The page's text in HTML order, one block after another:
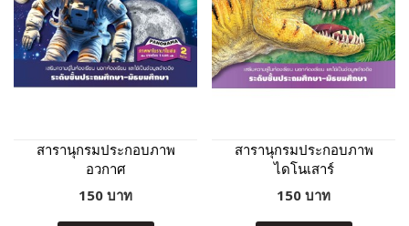
สารานุกรมประกอบภาพ
อวกาศ
150 บาท
สารานุกรมประกอบภาพ
ไดโนเสาร์
150 บาท